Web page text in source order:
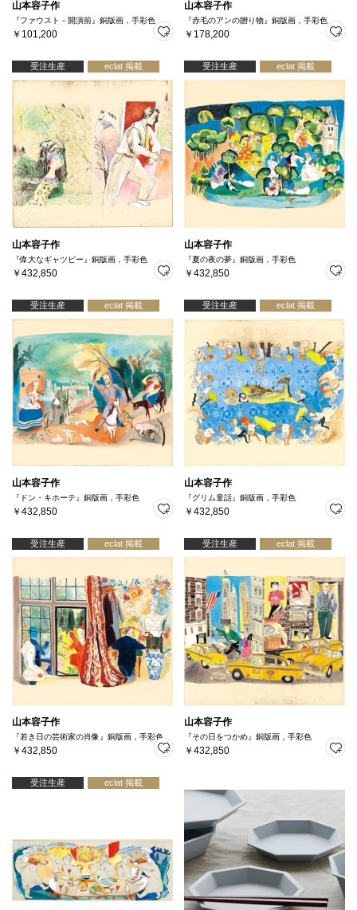
山本容子作
『ファウスト－開演前』銅版画，手彩色
￥101,200
山本容子作
『赤毛のアンの贈り物』銅版画，手彩色
￥178,200
受注生産 eclat 掲載
山本容子作
『偉大なギャツビー』銅版画，手彩色
￥432,850
受注生産 eclat 掲載
山本容子作
『夏の夜の夢』銅版画，手彩色
￥432,850
受注生産 eclat 掲載
山本容子作
『ドン・キホーテ』銅版画，手彩色
￥432,850
受注生産 eclat 掲載
山本容子作
『グリム童話』銅版画，手彩色
￥432,850
受注生産 eclat 掲載
山本容子作
『若き日の芸術家の肖像』銅版画，手彩色
￥432,850
受注生産 eclat 掲載
山本容子作
『その日をつかめ』銅版画，手彩色
￥432,850
受注生産 eclat 掲載